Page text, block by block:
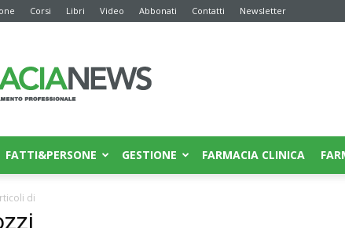
Corsi Libri Video Abbonati Contatti Newsletter
FATTI&PERSONE GESTIONE FARMACIA CLINICA
di